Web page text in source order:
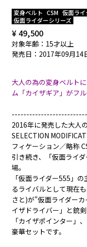
変身ベルト CSM 仮面ラ
仮面ライダーシリーズ
¥ 49,500
対象年齢：15才以上
発売日：2017年09月14
大人の為の変身ベルト
ム「カイザギア」がフ
2016年に発売した大人
SELECTION
フィケーション／略称
引き続き、「仮面ライ
場。
「仮面ライダー555」
るライバルとして現在
さと)が"仮面ライダー
イザドライバー」と銃
「カイザポインター」
豪華セットです。